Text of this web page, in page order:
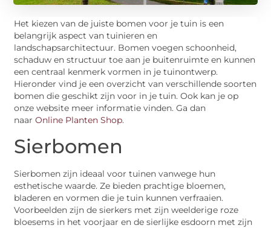
Het kiezen van de juiste bomen voor je tuin is een
belangrijk aspect van tuinieren en
landschapsarchitectuur. Bomen voegen schoonheid,
schaduw en structuur toe aan je buitenruimte en kunnen
een centraal kenmerk vormen in je tuinontwerp.
Hieronder vind je een overzicht van verschillende soorten
bomen die geschikt zijn voor in je tuin. Ook kan je op
onze website meer informatie vinden. Ga dan
naarOnline Planten Shop.
Sierbomen
Sierbomen zijn ideaal voor tuinen vanwege hun
esthetische waarde. Ze bieden prachtige bloemen,
bladeren en vormen die je tuin kunnen verfraaien.
Voorbeelden zijn de sierkers met zijn weelderige roze
bloesems in het voorjaar en de sierlijke esdoorn met zijn